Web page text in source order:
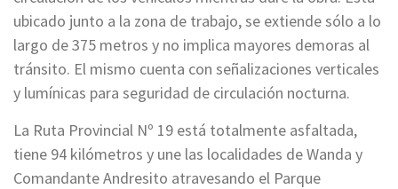
ubicado junto a la zona de trabajo, se extiende sólo a lo
largo de 375 metros y no implica mayores demoras al
tránsito. El mismo cuenta con señalizaciones verticales
y lumínicas para seguridad de circulación nocturna.
La Ruta Provincial Nº 19 está totalmente asfaltada,
tiene 94 kilómetros y une las localidades de Wanda y
Comandante Andresito atravesando el Parque